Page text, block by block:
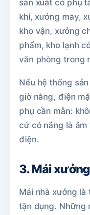
sản xuất có phụ
khí, xưởng may,
kho vận, xưởng
phẩm, kho lạnh
văn phòng trong
Nếu hệ thống
giờ nắng, điện
phụ cần mẫn:
cứ có nắng là
điện.
3. Mái
Mái nhà xưởng
tận dụng. Những